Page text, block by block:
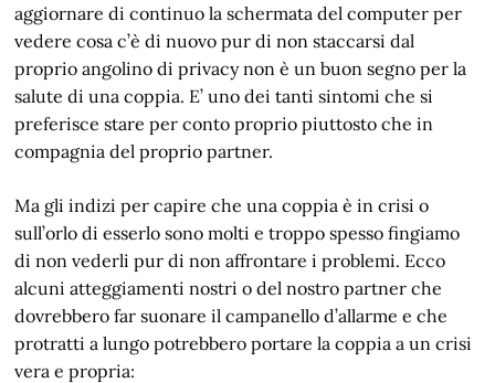
aggiornare di continuo la schermata del computer per
vedere cosa c’è di nuovo pur di non staccarsi dal
proprio angolino di privacy non è un buon segno per la
salute di una coppia. E’ uno dei tanti sintomi che si
preferisce stare per conto proprio piuttosto che in
compagnia del proprio partner.
Ma gli indizi per capire che una coppia è in crisi o
sull’orlo di esserlo sono molti e troppo spesso fingiamo
di non vederli pur di non affrontare i problemi. Ecco
alcuni atteggiamenti nostri o del nostro partner che
dovrebbero far suonare il campanello d’allarme e che
protratti a lungo potrebbero portare la coppia a un crisi
vera e propria: